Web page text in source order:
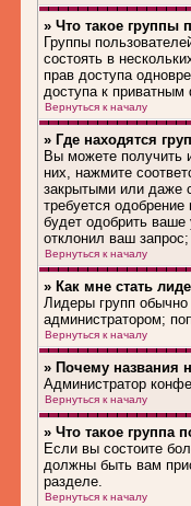
» Что такое группы
Группы
состоять в
прав доступа
доступа к
Вернуться к началу
» Где находятся
Вы можете получить
них, нажмите
закрытыми или даже
требуется
будет одобрить ваше
отклонил ваш
Вернуться к началу
» Как мне стать
Лидеры групп
администратором;
Вернуться к началу
» Почему названия
Администратор
Вернуться к началу
» Что такое группа
Если вы состоите
должны быть вам
разделе.
Вернуться к началу